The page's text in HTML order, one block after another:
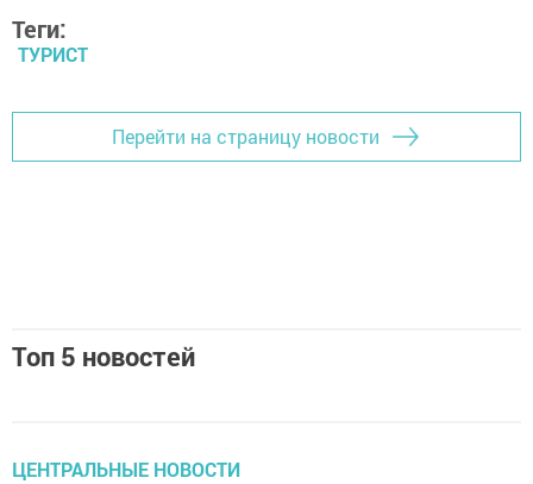
Теги:
ТУРИСТ
Перейти на страницу новости
Топ 5 новостей
ЦЕНТРАЛЬНЫЕ НОВОСТИ